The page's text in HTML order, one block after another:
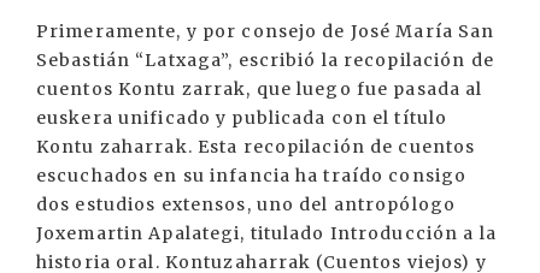
Primeramente, y por consejo de José María San
Sebastián “Latxaga”, escribió la recopilación de
cuentos Kontu zarrak, que luego fue pasada al
euskera unificado y publicada con el título
Kontu zaharrak. Esta recopilación de cuentos
escuchados en su infancia ha traído consigo
dos estudios extensos, uno del antropólogo
Joxemartin Apalategi, titulado Introducción a la
historia oral. Kontuzaharrak (Cuentos viejos) y